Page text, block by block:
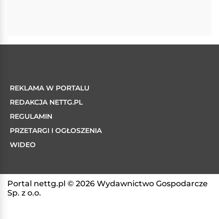
REKLAMA W PORTALU
REDAKCJA NETTG.PL
REGULAMIN
PRZETARGI I OGŁOSZENIA
WIDEO
Portal nettg.pl © 2026 Wydawnictwo Gospodarcze
Sp. z o.o.